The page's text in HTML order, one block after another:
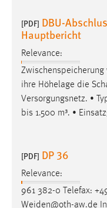
[PDF] DBU-
Hauptbericht
Relevance:
ihre Höhelage die
Versorgungsnetz. •
bis 1.500 m³. •
[PDF] DP 36
Relevance:
961 382-0 Telefax:
Weiden@oth-aw.de